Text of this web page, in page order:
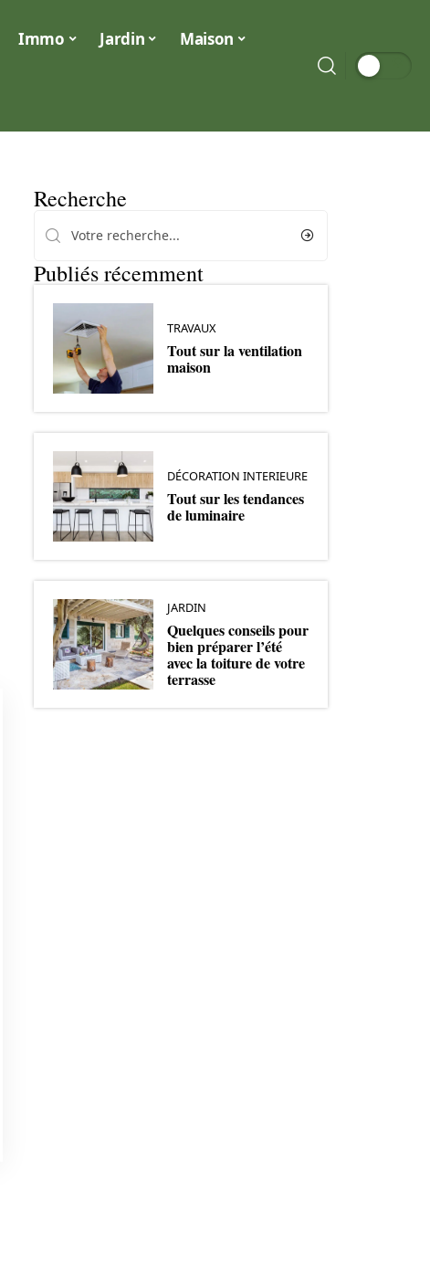
Immo Jardin Maison
Recherche
Publiés récemment
TRAVAUX
Tout sur la ventilation
maison
DÉCORATION INTERIEURE
Tout sur les tendances
de luminaire
JARDIN
Quelques conseils pour
bien préparer l’été
avec la toiture de votre
terrasse